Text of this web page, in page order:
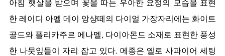
아침 햇살을 받으며 꽃을 따는 우아한 요정의 모습을 표현
한 레이디 아펠 데이 앙샹떼의 다이얼 가장자리에는 화이트
골드와 플리카주르 에나멜, 다이아몬드 소재로 표현한 풍성
한 나뭇잎들이 자리 잡고 있다. 메종은 옐로 사파이어 세팅